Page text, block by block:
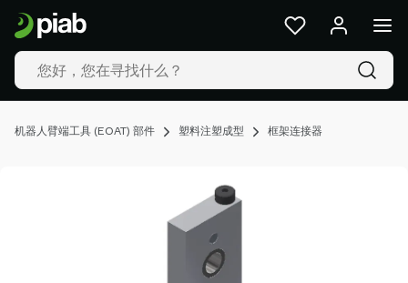
机器人臂端工具 (EOAT) 部件 塑料注塑成型 框架连接器
产
品
及
解
决
案